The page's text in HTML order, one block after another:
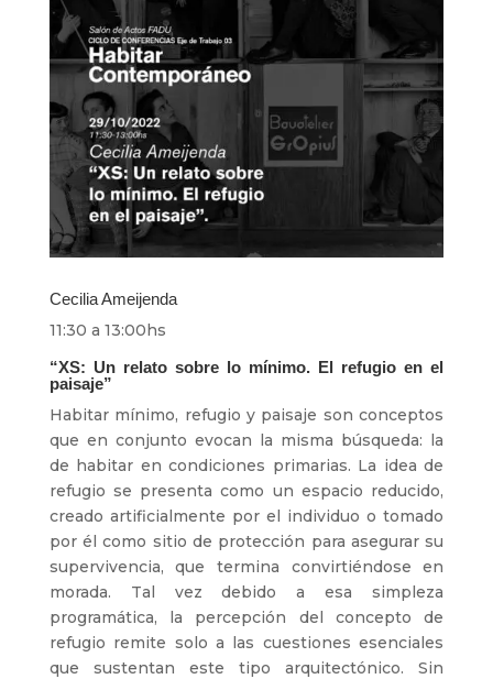
Cecilia Ameijenda
11:30 a 13:00hs
“XS: Un relato sobre lo mínimo. El refugio en el
paisaje”
Habitar mínimo, refugio y paisaje son conceptos
que en conjunto evocan la misma búsqueda: la
de habitar en condiciones primarias. La idea de
refugio se presenta como un espacio reducido,
creado artificialmente por el individuo o tomado
por él como sitio de protección para asegurar su
supervivencia, que termina convirtiéndose en
morada. Tal vez debido a esa simpleza
programática, la percepción del concepto de
refugio remite solo a las cuestiones esenciales
que sustentan este tipo arquitectónico. Sin